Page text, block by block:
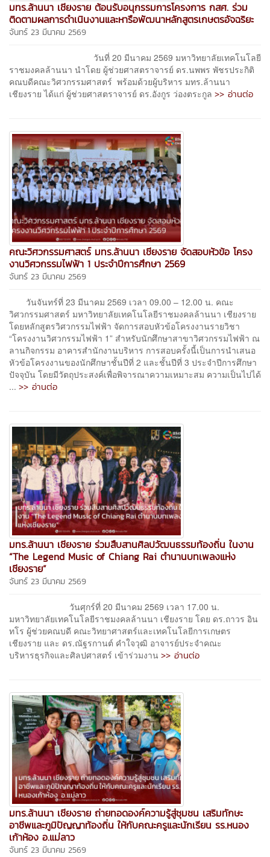
มทร.ล้านนา เชียงราย ต้อนรับอนุกรรมการโครงการ กสศ. ร่วม
ติดตามผลการดำเนินงานและหารือพัฒนาหลักสูตรเกษตรอัจฉริยะ
จันทร์ 23 มีนาคม 2569
วันที่ 20 มีนาคม 2569 มหาวิทยาลัยเทคโนโลยี
ราชมงคลล้านนา นำโดย ผู้ช่วยศาสตราจารย์ ดร.นพพร พัชรประกิติ
คณบดีคณะวิศวกรรมศาสตร์ พร้อมด้วยผู้บริหาร มทร.ล้านนา
เชียงราย ได้แก่ ผู้ช่วยศาสตราจารย์ ดร.อังกูร ว่องตระกูล >> อ่านต่อ
คณะวิศวกรรมศาสตร์ มทร.ล้านนา เชียงราย จัดสอบหัวข้อ โครง
งานวิศวกรรมไฟฟ้า 1 ประจำปีการศึกษา 2569
จันทร์ 23 มีนาคม 2569
วันจันทร์ที่ 23 มีนาคม 2569 เวลา 09.00 – 12.00 น. คณะ
วิศวกรรมศาสตร์ มหาวิทยาลัยเทคโนโลยีราชมงคลล้านนา เชียงราย
โดยหลักสูตรวิศวกรรมไฟฟ้า จัดการสอบหัวข้อโครงงานรายวิชา
“โครงงานวิศวกรรมไฟฟ้า 1” สำหรับนักศึกษาสาขาวิศวกรรมไฟฟ้า ณ
ลานกิจกรรม อาคารสำนักงานบริหาร การสอบครั้งนี้เป็นการนำเสนอ
หัวข้อโครงงานของนักศึกษาชั้นปีที่ 2 และชั้นปีที่ 3 ประจำปีการศึกษา
ปัจจุบัน โดยมีวัตถุประสงค์เพื่อพิจารณาความเหมาะสม ความเป็นไปได้
... >> อ่านต่อ
มทร.ล้านนา เชียงราย ร่วมสืบสานศิลปวัฒนธรรมท้องถิ่น ในงาน
“The Legend Music of Chiang Rai ตำนานบทเพลงแห่ง
เชียงราย”
จันทร์ 23 มีนาคม 2569
วันศุกร์ที่ 20 มีนาคม 2569 เวลา 17.00 น.
มหาวิทยาลัยเทคโนโลยีราชมงคลล้านนา เชียงราย โดย ดร.ถาวร อิน
ทโร ผู้ช่วยคณบดี คณะวิทยาศาสตร์และเทคโนโลยีการเกษตร
เชียงราย และ ดร.ณัฐรกานต์ คำใจวุฒิ อาจารย์ประจำคณะ
บริหารธุรกิจและศิลปศาสตร์ เข้าร่วมงาน >> อ่านต่อ
มทร.ล้านนา เชียงราย ถ่ายทอดองค์ความรู้สู่ชุมชน เสริมทักษะ
อาชีพและภูมิปัญญาท้องถิ่น ให้กับคณะครูและนักเรียน รร.หนอง
เก้าห้อง อ.แม่ลาว
จันทร์ 23 มีนาคม 2569